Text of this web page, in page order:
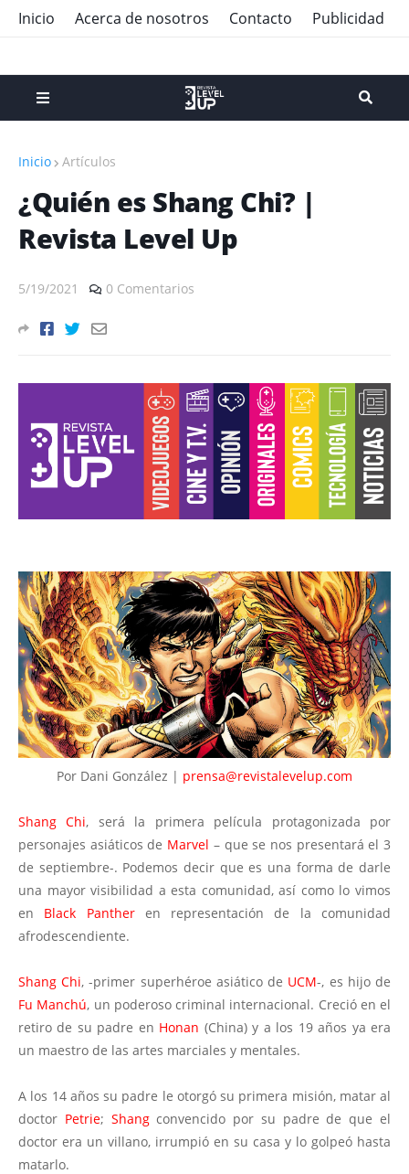
Inicio Acerca de nosotros Contacto Publicidad
Inicio Artículos
¿Quién es Shang Chi? |
Revista Level Up
5/19/2021 0 Comentarios
Por Dani González | prensa@revistalevelup.com
Shang Chi, será la primera película protagonizada por
personajes asiáticos de Marvel – que se nos presentará el 3
de septiembre-. Podemos decir que es una forma de darle
una mayor visibilidad a esta comunidad, así como lo vimos
en Black Pantheren representación de la comunidad
afrodescendiente.
Shang Chi, -primer superhéroe asiático de UCM-, es hijo de
Fu Manchú, un poderoso criminal internacional. Creció en el
retiro de su padre en Honan (China) y a los 19 años ya era
un maestro de las artes marciales y mentales.
A los 14 años su padre le otorgó su primera misión, matar al
doctor Petrie; Shangconvencido por su padre de que el
doctor era un villano, irrumpió en su casa y lo golpeó hasta
matarlo.